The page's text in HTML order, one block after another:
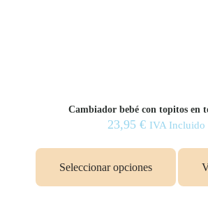
Cambiador bebé con topitos en
23,95 € IVA Incluido
Seleccionar opciones